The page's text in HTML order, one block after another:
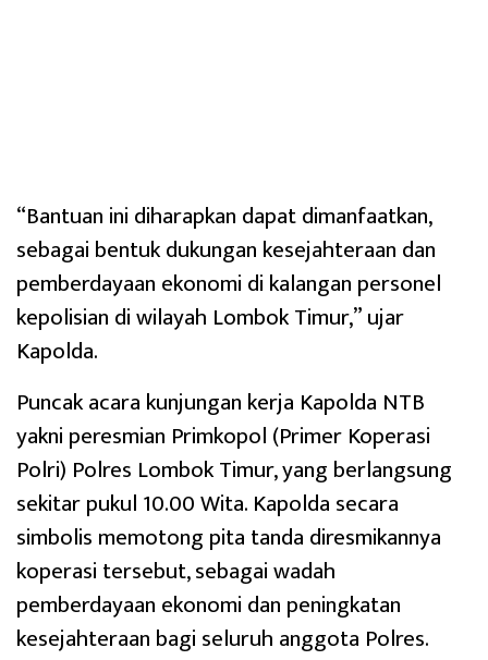
“Bantuan ini diharapkan dapat dimanfaatkan,
sebagai bentuk dukungan kesejahteraan dan
pemberdayaan ekonomi di kalangan personel
kepolisian di wilayah Lombok Timur,” ujar
Kapolda.
Puncak acara kunjungan kerja Kapolda NTB
yakni peresmian Primkopol (Primer Koperasi
Polri) Polres Lombok Timur, yang berlangsung
sekitar pukul 10.00 Wita. Kapolda secara
simbolis memotong pita tanda diresmikannya
koperasi tersebut, sebagai wadah
pemberdayaan ekonomi dan peningkatan
kesejahteraan bagi seluruh anggota Polres.